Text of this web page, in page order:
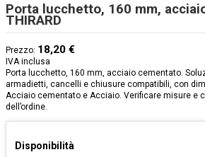
Porta lucchetto, 160 mm,
THIRARD
Prezzo: 18,20 €
IVA inclusa
Porta lucchetto, 160 mm, acciaio cementato.
armadietti, cancelli e chiusure compatibili, con
Acciaio cementato e Acciaio. Verificare misure e
dell’ordine.
Disponibilità